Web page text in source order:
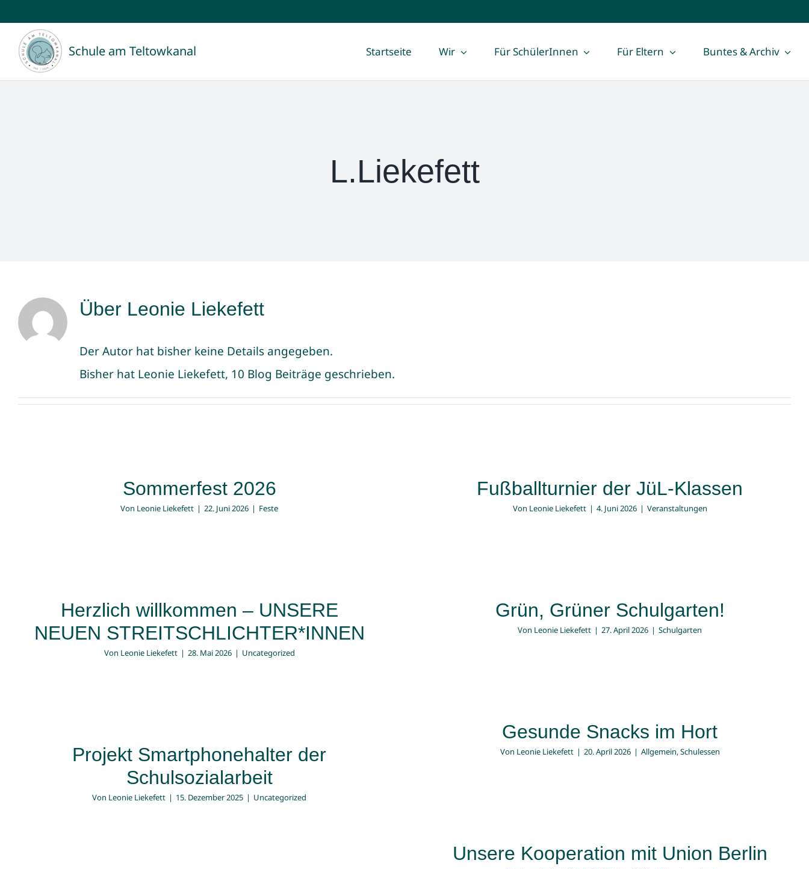
Inhalt
springen
Schule am Teltowkanal Startseite Wir Für SchülerInnen Für Eltern Buntes & Archiv
L.Liekefett
Über Leonie Liekefett
Der Autor hat bisher keine Details angegeben.
Bisher hat Leonie Liekefett, 10 Blog Beiträge geschrieben.
Sommerfest 2026
Von Leonie Liekefett | 22. Juni 2026 | Feste
Fußballturnier der JüL-Klassen
Von Leonie Liekefett | 4. Juni 2026 | Veranstaltungen
Herzlich willkommen – UNSERE
NEUEN STREITSCHLICHTER*INNEN
Von Leonie Liekefett | 28. Mai 2026 | Uncategorized
Grün, Grüner Schulgarten!
Von Leonie Liekefett | 27. April 2026 | Schulgarten
Gesunde Snacks im Hort
Von Leonie Liekefett | 20. April 2026 | Allgemein,Schulessen
Projekt Smartphonehalter der
Schulsozialarbeit
Von Leonie Liekefett | 15. Dezember 2025 | Uncategorized
Unsere Kooperation mit Union Berlin